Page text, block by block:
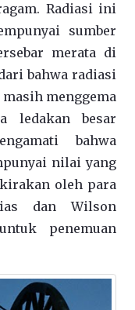
Radiasi ini
sumber
merata di
bahwa radiasi
menggema
ledakan besar
bahwa
nilai yang
oleh para
dan Wilson
penemuan